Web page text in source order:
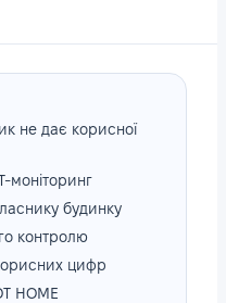
не дає корисної
моніторинг
будинку
контролю
цифр
HOME